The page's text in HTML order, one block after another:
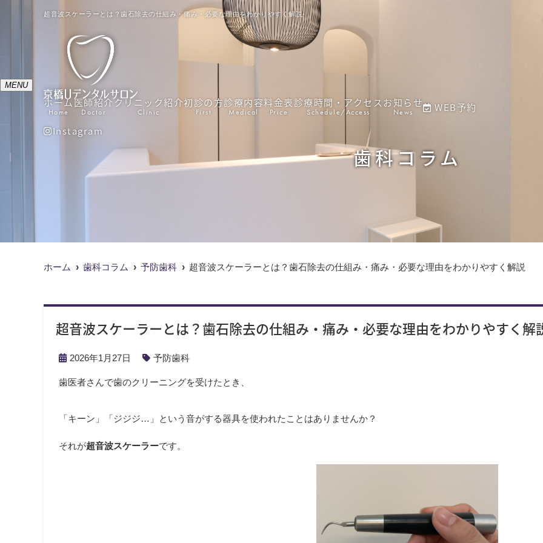
超音波スケーラーとは？歯石除去の仕組み・痛み・必要な理由をわかりやすく解説-
MENU
ホーム
Home
医師紹介
Doctor
クリニック紹介
Clinic
初診の方
First
診療内容
Medical
料金表
Price
診療時間・アクセス
Schedule/Access
お知らせ
News
WEB予約
Instagram
歯科コラム
ホーム 歯科コラム 予防歯科 超音波スケーラーとは？歯石除去の仕組み・痛み・必要な理由をわかりやすく解説
超音波スケーラーとは？歯石除去の仕組み・痛み・必要な理由をわかりやすく解
2026年1月27日 予防歯科
歯医者さんで歯のクリーニングを受けたとき、
「キーン」「ジジジ…」という音がする器具を使われたことはありませんか？
それが超音波スケーラーです。